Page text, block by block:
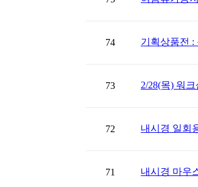
74 기획상품전 :
73 2/28(목) 워
72 내시경 일회
71 내시경 마우